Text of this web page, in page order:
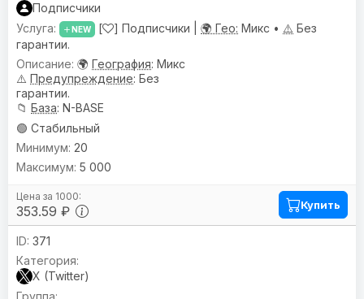
Подписчики
NEW [ ] Подписчики | 🌍 Гео: Микс • ⚠️ Без
гарантии.
🌍 География: Микс
⚠️ Предупреждениe: Без
гарантии.
📁 База: N-BASE
🟢 Стабильный
353.59 ₽
20
5 000
Купить
371
X (Twitter)